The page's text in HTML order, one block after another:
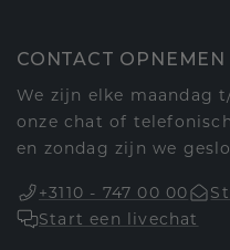
CONTACT OPNEMEN
We zijn elke maandag
onze chat of
en zondag zijn we
+3110 - 747 00 00
Start een livechat